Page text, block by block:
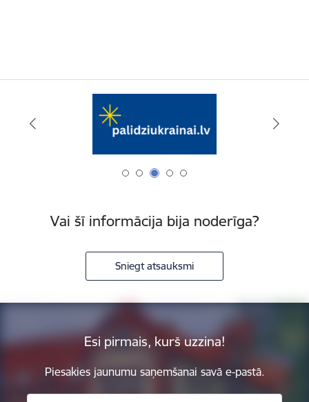
Vai šī informācija bija noderīga?
Sniegt atsauksmi
Esi pirmais, kurš uzzina!
Piesakies jaunumu saņemšanai savā e-pastā.